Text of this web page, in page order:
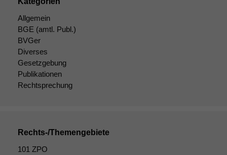
Allgemein
BGE (amtl. Publ.)
BVGer
Diverses
Gesetzgebung
Publikationen
Rechtsprechung
Rechts-/Themengebiete
101 ZPO